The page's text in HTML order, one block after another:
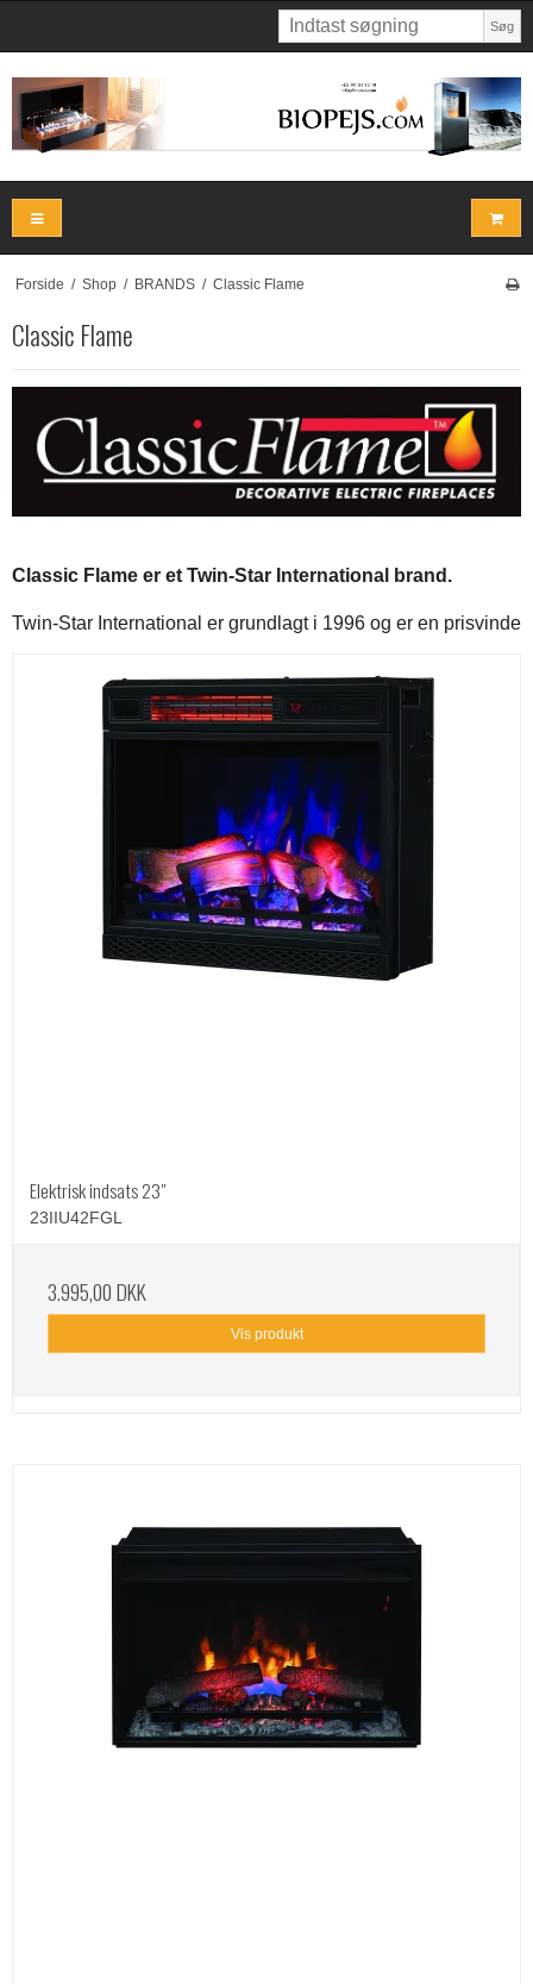
Søg
Forside / Shop / BRANDS / Classic Flame
Classic Flame
Classic Flame er et Twin-Star International brand.
Twin-Star International er grundlagt i 1996 og er en
Elektrisk indsats 23"
23IIU42FGL
3.995,00 DKK
Vis produkt